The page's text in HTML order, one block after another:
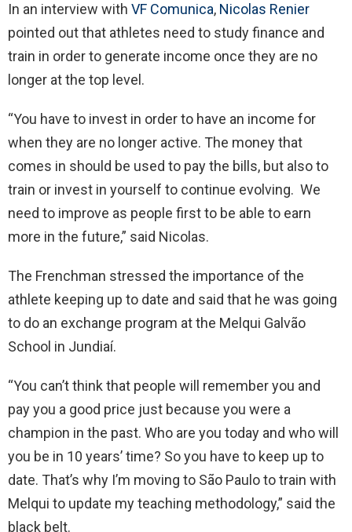
In an interview with VF Comunica, Nicolas Renier
pointed out that athletes need to study finance and
train in order to generate income once they are no
longer at the top level.
“You have to invest in order to have an income for
when they are no longer active. The money that
comes in should be used to pay the bills, but also to
train or invest in yourself to continue evolving. We
need to improve as people first to be able to earn
more in the future,” said Nicolas.
The Frenchman stressed the importance of the
athlete keeping up to date and said that he was going
to do an exchange program at the Melqui Galvão
School in Jundiaí.
“You can’t think that people will remember you and
pay you a good price just because you were a
champion in the past. Who are you today and who will
you be in 10 years’ time? So you have to keep up to
date. That’s why I’m moving to São Paulo to train with
Melqui to update my teaching methodology,” said the
black belt.